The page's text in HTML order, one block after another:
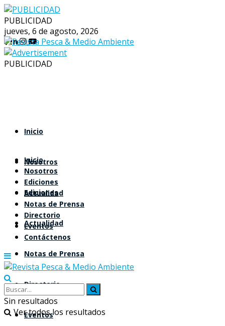
PUBLICIDAD
jueves, 6 de agosto, 2026
PUBLICIDAD
Inicio
Nosotros
Ediciones
Actualidad
Notas de Prensa
Directorio
Eventos
Inicio
Nosotros
Ediciones
Actualidad
Notas de Prensa
Directorio
Eventos
Contáctenos
Sin resultados
Ver todos los resultados